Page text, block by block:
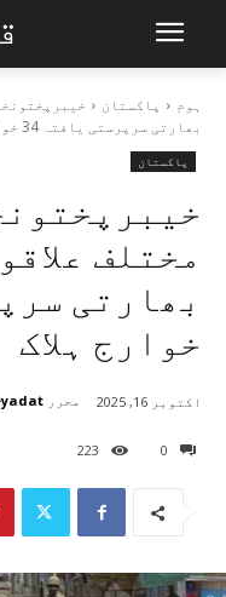
ہوم پاکستان
بھارتی سرپرستی یافتہ 34 خوارج...
پاکستان
مختلف
خوارج ہلاک
0
223
اکتوبر 16, 2025 محرر